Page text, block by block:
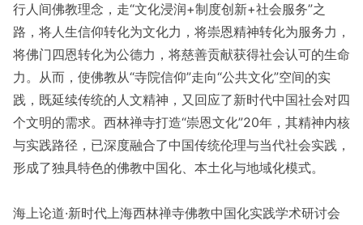
行人间佛教理念，走“文化浸润+制度创新+社会服务”之
路，将人生信仰转化为文化力，将崇恩精神转化为服务力，
将佛门四恩转化为公德力，将慈善贡献获得社会认可的生命
力。从而，使佛教从“寺院信仰”走向“公共文化”空间的实
践，既延续传统的人文精神，又回应了新时代中国社会对四
个文明的需求。西林禅寺打造“崇恩文化”20年，其精神内核
与实践路径，已深度融合了中国传统伦理与当代社会实践，
形成了独具特色的佛教中国化、本土化与地域化模式。
海上论道·新时代上海西林禅寺佛教中国化实践学术研讨会